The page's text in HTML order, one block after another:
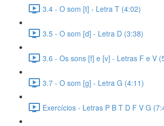
3.4 - O som [t] - Letra T (4:02)
3.5 - O som [d] - Letra D (3:38)
3.6 - Os sons [f] e [v] - Letras F e V
3.7 - O som [g] - Letra G (4:11)
Exercícios - Letras P B T D F V G